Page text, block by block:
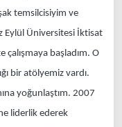
temsilcisiyim ve
Eylül Üniversitesi İktisat
çalışmaya başladım. O
bir atölyemiz vardı.
yoğunlaştım. 2007
liderlik ederek